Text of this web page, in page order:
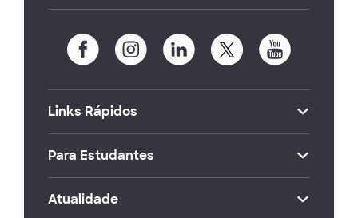
Links Rápidos
Para Estudantes
Atualidade